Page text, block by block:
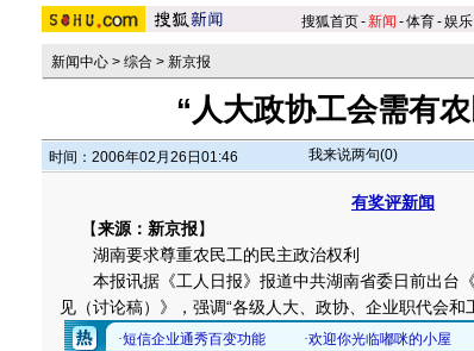
搜狐首页-新闻 -体育-娱乐
新闻中心 > 综合 > 新京报
“人大政协工会需有
时间：2006年02月26日01:46 我来说两句(0)
有奖评新闻
【来源：新京报】
湖南要求尊重农民工的民主政治权利
本报讯据《工人日报》报道中共湖南省委日前出台
见（讨论稿）》，强调“各级人大、政协、企业职代会